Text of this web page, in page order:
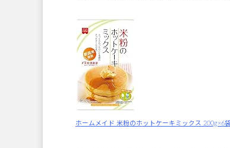
ホームメイド 米粉のホットケーキミックス 200g×6袋